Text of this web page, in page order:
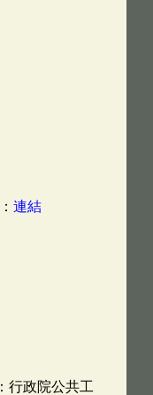
連結
行政院公共工